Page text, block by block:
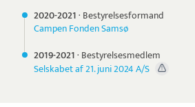
2020-2021· Bestyrelsesformand
Campen Fonden Samsø
2019-2021· Bestyrelsesmedlem
Selskabet af 21. juni 2024 A/S